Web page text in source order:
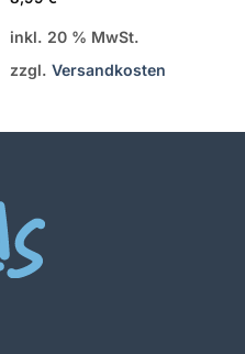
inkl. 20 % MwSt.
zzgl. Versandkosten